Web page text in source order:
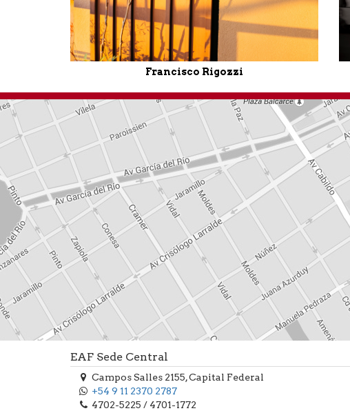
Francisco Rigozzi
EAF Sede Central
Campos Salles 2155, Capital Federal
+54 9 11 2370 2787
4702-5225 / 4701-1772